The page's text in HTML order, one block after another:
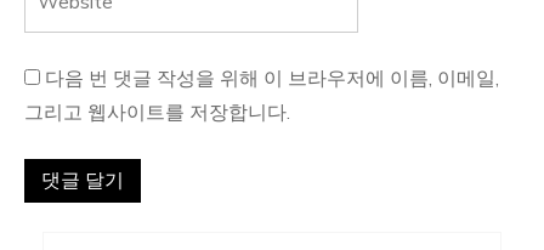
다음 번 댓글 작성을 위해 이 브라우저에 이름, 이메일,
그리고 웹사이트를 저장합니다.